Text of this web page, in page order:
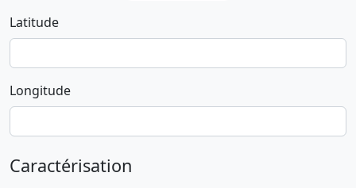
Latitude
Longitude
Caractérisation